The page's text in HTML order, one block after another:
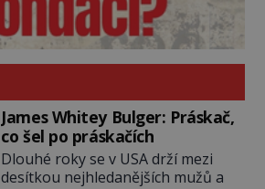
James Whitey Bulger: Práskač,
co šel po práskačích
Dlouhé roky se v USA drží mezi
desítkou nejhledanějších mužů a